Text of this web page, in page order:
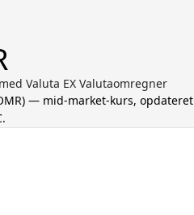
Valuta EX Valutaomregner
) — mid-market-kurs, opdateret
.